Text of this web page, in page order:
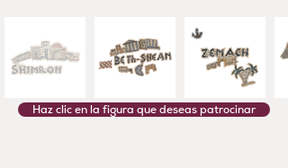
Haz clic en la figura que deseas patrocinar